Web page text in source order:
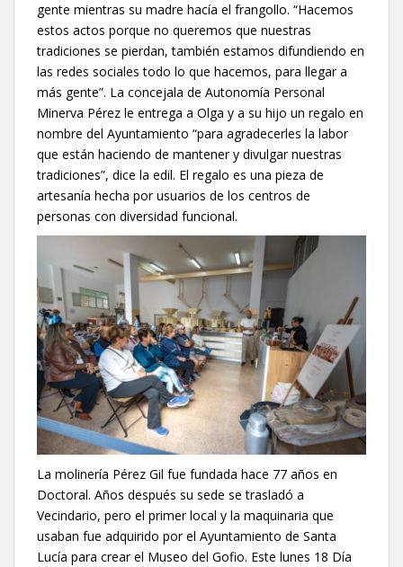
gente mientras su madre hacía el frangollo. “Hacemos
estos actos porque no queremos que nuestras
tradiciones se pierdan, también estamos difundiendo en
las redes sociales todo lo que hacemos, para llegar a
más gente”. La concejala de Autonomía Personal
Minerva Pérez le entrega a Olga y a su hijo un regalo en
nombre del Ayuntamiento “para agradecerles la labor
que están haciendo de mantener y divulgar nuestras
tradiciones”, dice la edil. El regalo es una pieza de
artesanía hecha por usuarios de los centros de
personas con diversidad funcional.
La molinería Pérez Gil fue fundada hace 77 años en
Doctoral. Años después su sede se trasladó a
Vecindario, pero el primer local y la maquinaria que
usaban fue adquirido por el Ayuntamiento de Santa
Lucía para crear el Museo del Gofio. Este lunes 18 Día